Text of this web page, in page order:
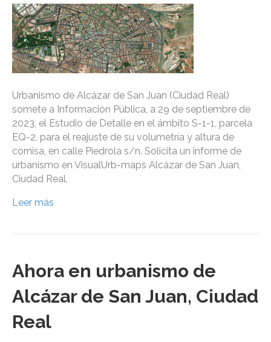
Urbanismo de Alcázar de San Juan (Ciudad Real)
somete a Información Pública, a 29 de septiembre de
2023, el Estudio de Detalle en el ámbito S-1-1, parcela
EQ-2, para el reajuste de su volumetría y altura de
cornisa, en calle Piedrola s/n. Solicita un informe de
urbanismo en VisualUrb-maps Alcázar de San Juan,
Ciudad Real.
Leer más
Ahora en urbanismo de
Alcázar de San Juan, Ciudad
Real